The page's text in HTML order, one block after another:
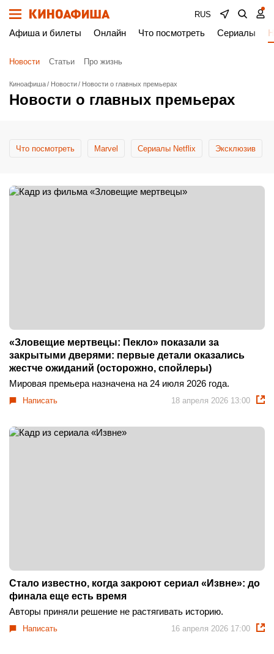
RUS
Афиша и билеты Онлайн Что посмотреть Сериалы
Новости Статьи Про жизнь
Киноафиша Новости Новости о главных премьерах
Новости о главных премьерах
Что посмотреть Marvel Сериалы Netflix Эксклюзив
«Зловещие мертвецы: Пекло» показали за
закрытыми дверями: первые детали оказались
жестче ожиданий (осторожно, спойлеры)
Мировая премьера назначена на 24 июля 2026 года.
Написать 18 апреля 2026 13:00
Стало известно, когда закроют сериал «Извне»: до
финала еще есть время
Авторы приняли решение не растягивать историю.
Написать 16 апреля 2026 17:00